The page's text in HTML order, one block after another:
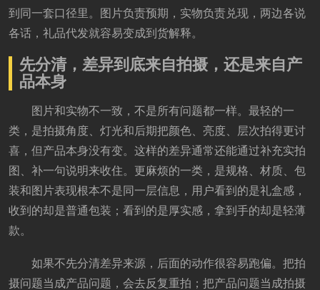
到同一套口径里。图片负责预期，实物负责兑现，两边各说
各话，礼品代发就容易变成到货解释。
先分清，差异到底来自拍摄，还是来自产
品本身
图片和实物不一致，不是所有问题都一样。最轻的一
类，是拍摄角度、灯光和后期把颜色、亮度、层次拍得更讨
喜，但产品本身没有变。这样的差异通常还能通过补充实拍
图、补一句说明来收住。更麻烦的一类，是规格、材质、包
装和图片表现根本不是同一层信息，用户看到的是礼盒感，
收到的却是普通包装；看到的是厚实感，拿到手的却是轻薄
款。
如果不先分清差异来源，后面的动作很容易跑偏。把拍
摄问题当成产品问题，会去反复重拍；把产品问题当成拍摄